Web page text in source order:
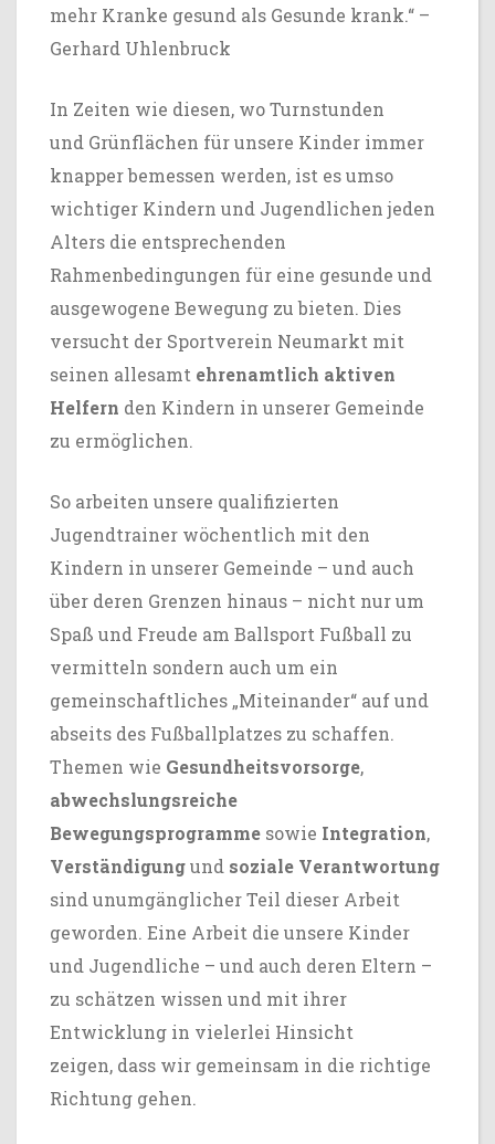
mehr Kranke gesund als Gesunde krank.“ –
Gerhard Uhlenbruck
In Zeiten wie diesen, wo Turnstunden
und Grünflächen für unsere Kinder immer
knapper bemessen werden, ist es umso
wichtiger Kindern und Jugendlichen jeden
Alters die entsprechenden
Rahmenbedingungen für eine gesunde und
ausgewogene Bewegung zu bieten. Dies
versucht der Sportverein Neumarkt mit
seinen allesamt ehrenamtlich aktiven
Helfern den Kindern in unserer Gemeinde
zu ermöglichen.
So arbeiten unsere qualifizierten
Jugendtrainer wöchentlich mit den
Kindern in unserer Gemeinde – und auch
über deren Grenzen hinaus – nicht nur um
Spaß und Freude am Ballsport Fußball zu
vermitteln sondern auch um ein
gemeinschaftliches „Miteinander“ auf und
abseits des Fußballplatzes zu schaffen.
Themen wie Gesundheitsvorsorge,
abwechslungsreiche
Bewegungsprogramme sowie Integration,
Verständigungund soziale Verantwortung
sind unumgänglicher Teil dieser Arbeit
geworden. Eine Arbeit die unsere Kinder
und Jugendliche – und auch deren Eltern –
zu schätzen wissen und mit ihrer
Entwicklung in vielerlei Hinsicht
zeigen, dass wir gemeinsam in die richtige
Richtung gehen.